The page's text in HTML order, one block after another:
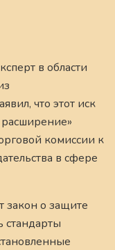
в области
что этот иск
расширение»
комиссии к
в сфере
закон о защите
стандарты